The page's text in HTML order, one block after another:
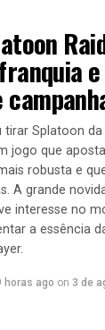
Estrela
do Campeão).
na
para cada
derrotar
novembro, o
64 Land.
ao amado
de um
tirar Splatoon
jogo que
robusta e
A grande
interesse no
a essência
horas ago on 3 de